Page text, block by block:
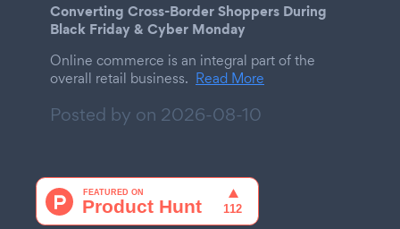
Converting Cross-Border Shoppers During
Black Friday & Cyber Monday
Online commerce is an integral part of the
overall retail business. Read More
Posted by on 2026-08-10